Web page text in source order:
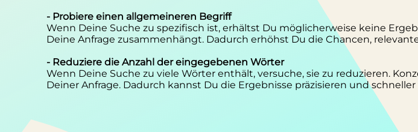
- Probiere einen allgemeineren Begriff
Wenn Deine Suche zu spezifisch ist, erhältst Du möglicherweise keine
Deine Anfrage zusammenhängt. Dadurch erhöhst Du die Chancen,
- Reduziere die Anzahl der eingegebenen Wörter
Wenn Deine Suche zu viele Wörter enthält, versuche, sie zu reduzieren.
Deiner Anfrage. Dadurch kannst Du die Ergebnisse präzisieren und